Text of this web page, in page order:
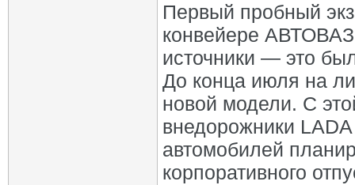
Первый пробный
конвейере
источники — это
До конца июля на
новой модели. С
внедорожники
автомобилей
корпоративного